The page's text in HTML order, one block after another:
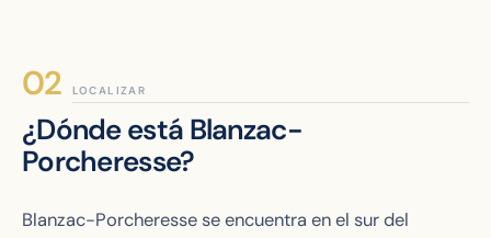
LOCALIZAR
¿Dónde está Blanzac-
Porcheresse?
Blanzac-Porcheresse se encuentra en el sur del